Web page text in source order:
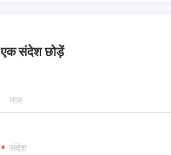
एक संदेश छोड़ें